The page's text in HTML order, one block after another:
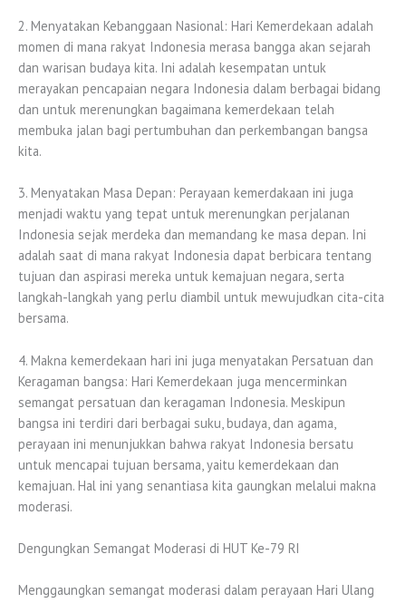
2. Menyatakan Kebanggaan Nasional: Hari Kemerdekaan adalah
momen di mana rakyat Indonesia merasa bangga akan sejarah
dan warisan budaya kita. Ini adalah kesempatan untuk
merayakan pencapaian negara Indonesia dalam berbagai bidang
dan untuk merenungkan bagaimana kemerdekaan telah
membuka jalan bagi pertumbuhan dan perkembangan bangsa
kita.
3. Menyatakan Masa Depan: Perayaan kemerdakaan ini juga
menjadi waktu yang tepat untuk merenungkan perjalanan
Indonesia sejak merdeka dan memandang ke masa depan. Ini
adalah saat di mana rakyat Indonesia dapat berbicara tentang
tujuan dan aspirasi mereka untuk kemajuan negara, serta
langkah-langkah yang perlu diambil untuk mewujudkan cita-cita
bersama.
4. Makna kemerdekaan hari ini juga menyatakan Persatuan dan
Keragaman bangsa: Hari Kemerdekaan juga mencerminkan
semangat persatuan dan keragaman Indonesia. Meskipun
bangsa ini terdiri dari berbagai suku, budaya, dan agama,
perayaan ini menunjukkan bahwa rakyat Indonesia bersatu
untuk mencapai tujuan bersama, yaitu kemerdekaan dan
kemajuan. Hal ini yang senantiasa kita gaungkan melalui makna
moderasi.
Dengungkan Semangat Moderasi di HUT Ke-79 RI
Menggaungkan semangat moderasi dalam perayaan Hari Ulang